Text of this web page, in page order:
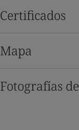
Certificados
Mapa
Fotografías